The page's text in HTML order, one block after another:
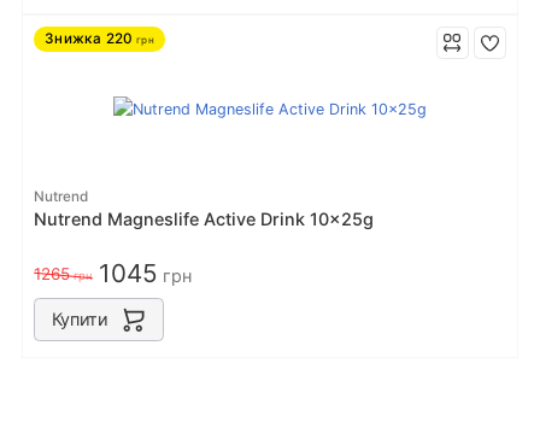
Знижка 220 грн
Nutrend
Nutrend Magneslife Active Drink 10x25g
1265грн 1045 грн
Купити